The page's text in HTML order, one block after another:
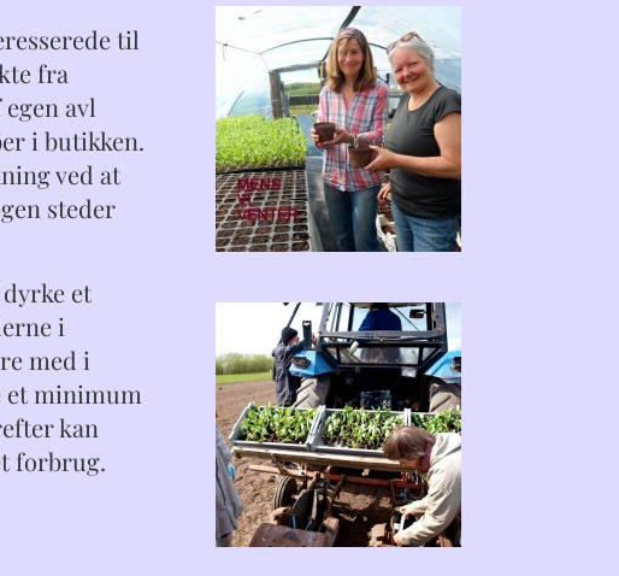
til
fra
avl
i butikken.
ved at
steder
et
i
med i
et minimum
kan
forbrug.